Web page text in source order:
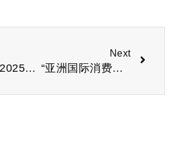
邀您参加|2025长三角消费电子展
Next
“亚洲国际消费电子展”有哪些科技创新产品？